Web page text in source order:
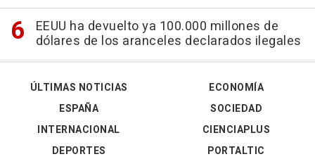
EEUU ha devuelto ya 100.000 millones de
dólares de los aranceles declarados ilegales
ÚLTIMAS NOTICIAS
ESPAÑA
INTERNACIONAL
DEPORTES
ECONOMÍA
SOCIEDAD
CIENCIAPLUS
PORTALTIC